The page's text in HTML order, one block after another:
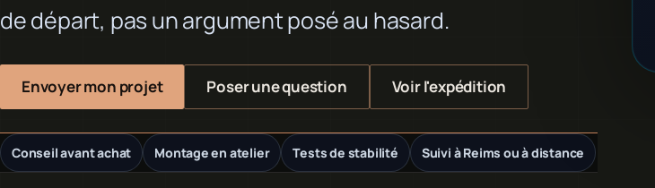
de départ, pas un argument posé au hasard.
Envoyer mon projet Poser une question Voir l'expédition
Conseil avant achat Montage en atelier Tests de stabilité Suivi à Reims ou à distance